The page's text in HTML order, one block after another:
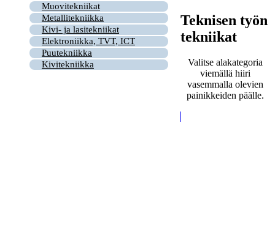
Muovitekniikat
Metallitekniikka
Kivi- ja lasitekniikat
Elektroniikka, TVT, ICT
Puutekniikka
Kivitekniikka
Teknisen työn
tekniikat
Valitse alakategoria
viemällä hiiri
vasemmalla olevien
painikkeiden päälle.